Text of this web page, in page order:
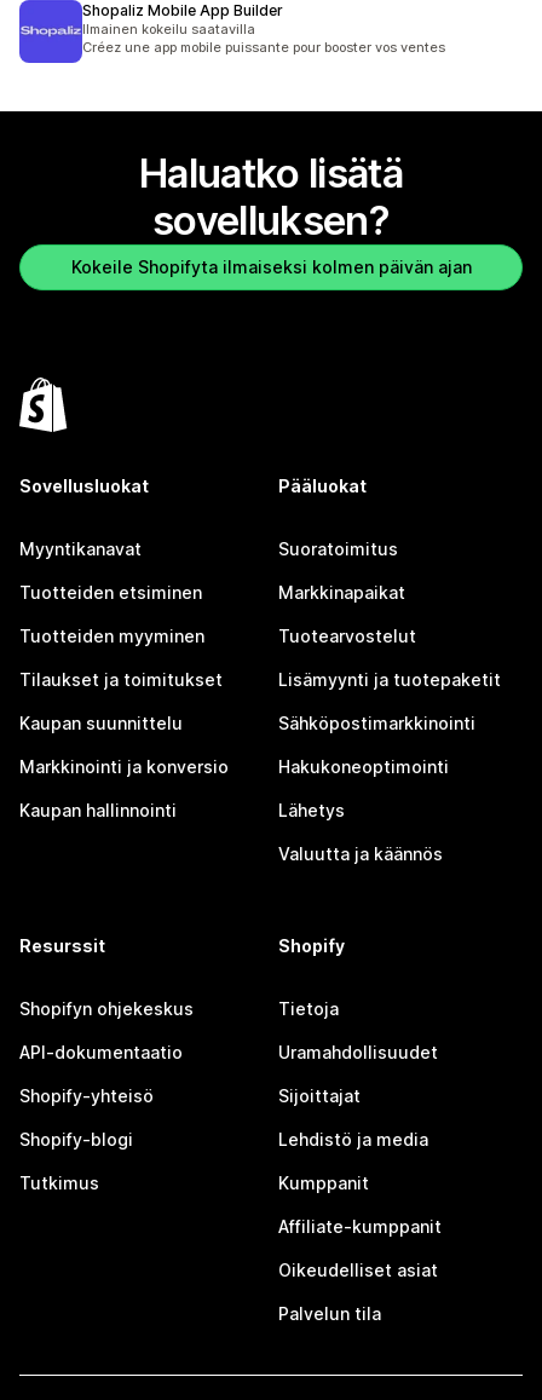
Shopaliz Mobile App Builder
Ilmainen kokeilu saatavilla
Créez une app mobile puissante pour booster vos ventes
Haluatko lisätä
sovelluksen?
Kokeile Shopifyta ilmaiseksi kolmen päivän ajan
Sovellusluokat
Myyntikanavat
Tuotteiden etsiminen
Tuotteiden myyminen
Tilaukset ja toimitukset
Kaupan suunnittelu
Markkinointi ja konversio
Kaupan hallinnointi
Pääluokat
Suoratoimitus
Markkinapaikat
Tuotearvostelut
Lisämyynti ja tuotepaketit
Sähköpostimarkkinointi
Hakukoneoptimointi
Lähetys
Valuutta ja käännös
Resurssit
Shopifyn ohjekeskus
API-dokumentaatio
Shopify-yhteisö
Shopify-blogi
Tutkimus
Shopify
Tietoja
Uramahdollisuudet
Sijoittajat
Lehdistö ja media
Kumppanit
Affiliate-kumppanit
Oikeudelliset asiat
Palvelun tila